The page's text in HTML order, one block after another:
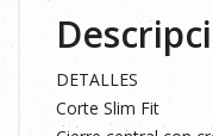
DETALLES
Corte Slim Fit